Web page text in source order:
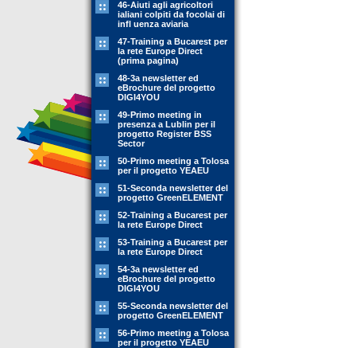
46-Aiuti agli agricoltori
ialiani colpiti da focolai di
infl uenza aviaria
47-Training a Bucarest per
la rete Europe Direct
(prima pagina)
48-3a newsletter ed
eBrochure del progetto
DIGI4YOU
49-Primo meeting in
presenza a Lublin per il
progetto Register BSS
Sector
50-Primo meeting a Tolosa
per il progetto YEAEU
51-Seconda newsletter del
progetto GreenELEMENT
52-Training a Bucarest per
la rete Europe Direct
53-Training a Bucarest per
la rete Europe Direct
54-3a newsletter ed
eBrochure del progetto
DIGI4YOU
55-Seconda newsletter del
progetto GreenELEMENT
56-Primo meeting a Tolosa
per il progetto YEAEU